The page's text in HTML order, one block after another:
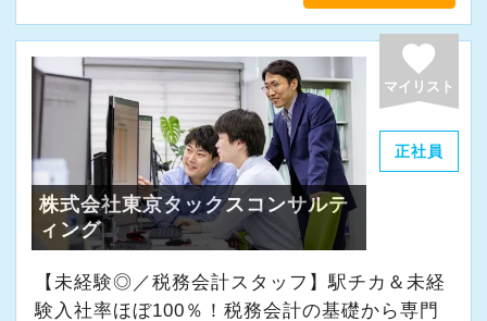
favorite
マイリスト
正社員
株式会社東京タックスコンサルテ
ィング
【未経験◎／税務会計スタッフ】駅チカ＆未経
験入社率ほぼ100％！税務会計の基礎から専門